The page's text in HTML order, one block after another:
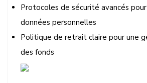
Protocoles de sécurité avancés
données personnelles
Politique de retrait claire pour une
des fonds